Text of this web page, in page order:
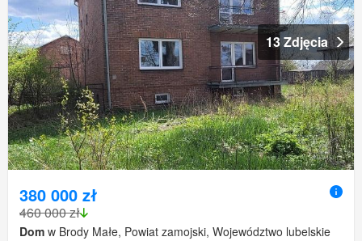
13 Zdjęcia
380 000 zł
460 000 zł
Dom w Brody Małe, Powiat zamojski, Województwo lubelskie